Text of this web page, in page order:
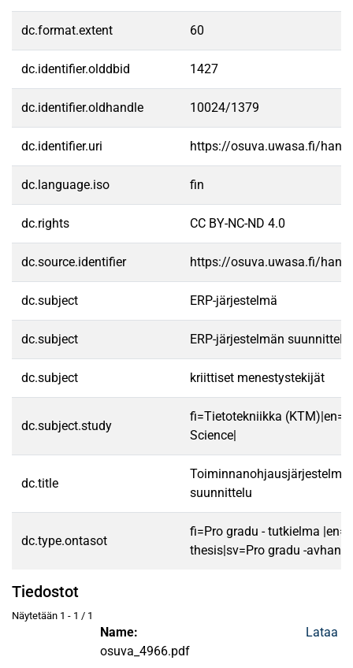
dc.format.extent 60
dc.identifier.olddbid 1427
dc.identifier.oldhandle 10024/1379
dc.identifier.uri https://osuva.uwasa.fi/
dc.language.iso fin
dc.rights CC BY-NC-ND 4.0
dc.source.identifier https://osuva.uwasa.fi/
dc.subject ERP-järjestelmä
dc.subject ERP-järjestelmän suunnittelu
dc.subject kriittiset menestystekijät
dc.subject.study
fi=Tietotekniikka
Science|
dc.title
suunnittelu
dc.type.ontasot
fi=Pro gradu - tutkielma
thesis|sv=Pro gradu -
Tiedostot
Näytetään 1 - 1 / 1
Name:
osuva_4966.pdf
Lataa